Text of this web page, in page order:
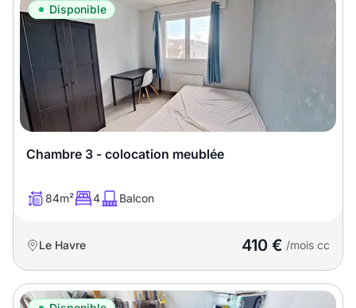
Disponible
Chambre 3 - colocation meublée
84m² 4 Balcon
Le Havre 410 € /mois cc